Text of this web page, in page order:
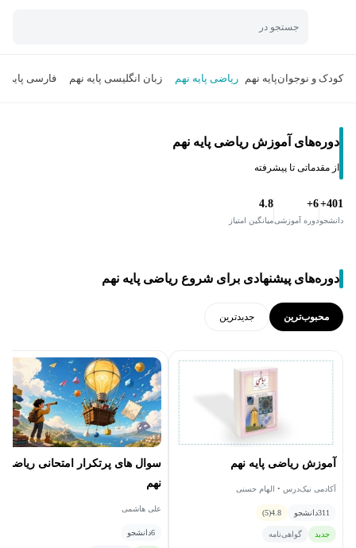
جستجو در
کودک و نوجوانپایه نهم ریاضی پایه نهم زبان انگلیسی پایه نهم فارسی پایه
دوره‌های آموزش ریاضی پایه نهم
از مقدماتی تا پیشرفته
401+
دانشجو
6+
دوره آموزشی
4.8
میانگین امتیاز
دوره‌های پیشنهادی برای شروع ریاضی پایه نهم
محبوب‌ترین جدید‌ترین
آموزش ریاضی پایه نهم
آکادمی نیک‌درس • الهام حسنی
311دانشجو 4.8
(5)
جدید گواهی‌نامه
سوال های پرتکرار امتحانی ریاضی
نهم
علی هاشمی
6دانشجو